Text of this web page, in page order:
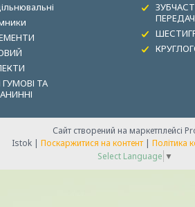
ТА
Сайт створений на маркетплейсі
Istok | Поскаржитися на контент | Політика
Select Language ▼